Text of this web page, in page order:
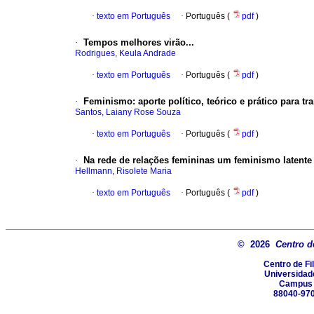
· texto em Português · Português ( pdf)
· Tempos melhores virão...
Rodrigues, Keula Andrade
· texto em Português · Português ( pdf)
· Feminismo: aporte político, teórico e prático para
Santos, Laiany Rose Souza
· texto em Português · Português ( pdf)
· Na rede de relações femininas um feminismo latente
Hellmann, Risolete Maria
· texto em Português · Português ( pdf)
© 2026 Centro
Centro de
88040-